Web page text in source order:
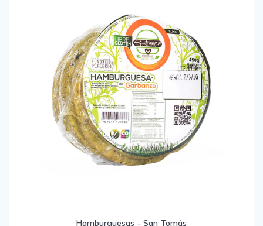
Hamburguesas – San Tomás